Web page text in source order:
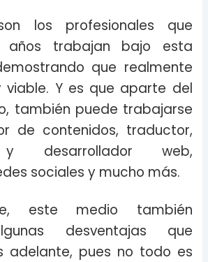
los profesionales que
años trabajan bajo esta
que realmente
viable. Y es que aparte del
también puede trabajarse
de contenidos, traductor,
y desarrollador web,
sociales y mucho más.
este medio también
desventajas que
adelante, pues no todo es